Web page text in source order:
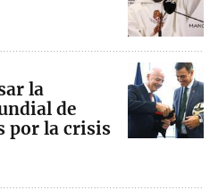
la
de
por la crisis